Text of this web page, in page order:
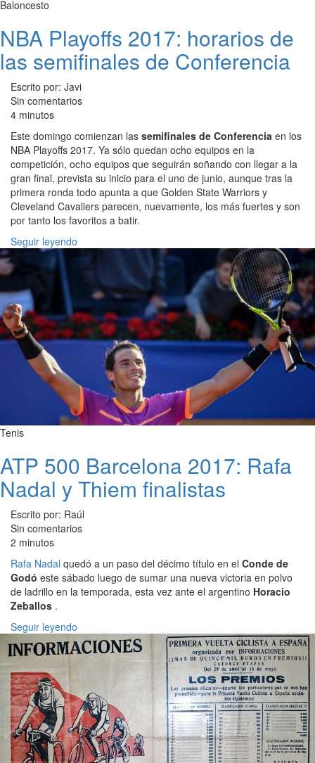
Baloncesto
NBA Playoffs 2017: horarios de
las semifinales de Conferencia
Escrito por: Javi
Sin comentarios
4 minutos
Este domingo comienzan las semifinales de Conferencia en los
NBA Playoffs 2017. Ya sólo quedan ocho equipos en la
competición, ocho equipos que seguirán soñando con llegar a la
gran final, prevista su inicio para el uno de junio, aunque tras la
primera ronda todo apunta a que Golden State Warriors y
Cleveland Cavaliers parecen, nuevamente, los más fuertes y son
por tanto los favoritos a batir.
Seguir leyendo
Tenis
ATP 500 Barcelona 2017: Rafa
Nadal y Thiem finalistas
Escrito por: Raúl
Sin comentarios
2 minutos
Rafa Nadal quedó a un paso del décimo título en el Conde de
Godó este sábado luego de sumar una nueva victoria en polvo
de ladrillo en la temporada, esta vez ante el argentino Horacio
Zeballos .
Seguir leyendo